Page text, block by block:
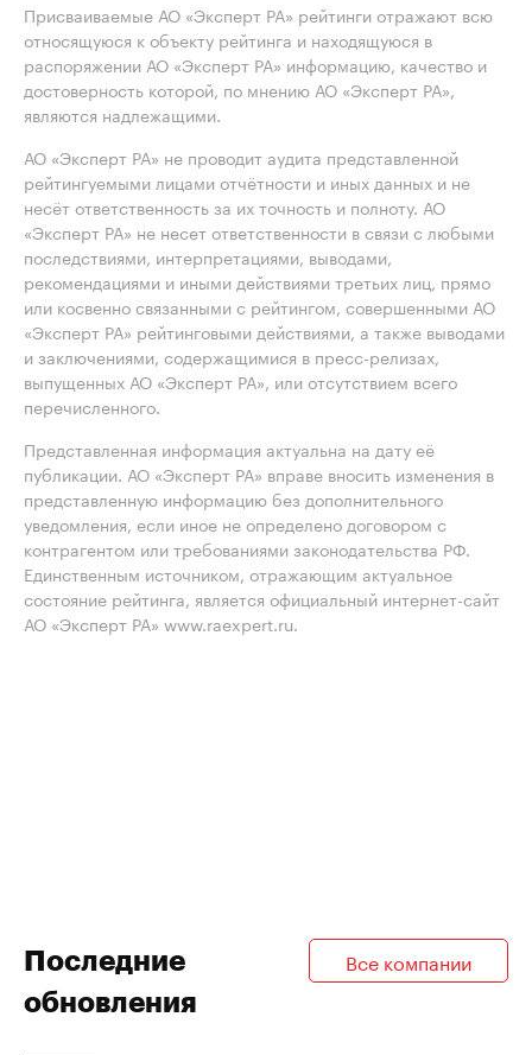
Присваиваемые АО «Эксперт РА» рейтинги отражают всю
относящуюся к объекту рейтинга и находящуюся в
распоряжении АО «Эксперт РА» информацию, качество и
достоверность которой, по мнению АО «Эксперт РА»,
являются надлежащими.
АО «Эксперт РА» не проводит аудита представленной
рейтингуемыми лицами отчётности и иных данных и не
несёт ответственность за их точность и полноту. АО
«Эксперт РА» не несет ответственности в связи с любыми
последствиями, интерпретациями, выводами,
рекомендациями и иными действиями третьих лиц, прямо
или косвенно связанными с рейтингом, совершенными АО
«Эксперт РА» рейтинговыми действиями, а также выводами
и заключениями, содержащимися в пресс-релизах,
выпущенных АО «Эксперт РА», или отсутствием всего
перечисленного.
Представленная информация актуальна на дату её
публикации. АО «Эксперт РА» вправе вносить изменения в
представленную информацию без дополнительного
уведомления, если иное не определено договором с
контрагентом или требованиями законодательства РФ.
Единственным источником, отражающим актуальное
состояние рейтинга, является официальный интернет-сайт
АО «Эксперт РА» www.raexpert.ru.
Последние
обновления
Все компании